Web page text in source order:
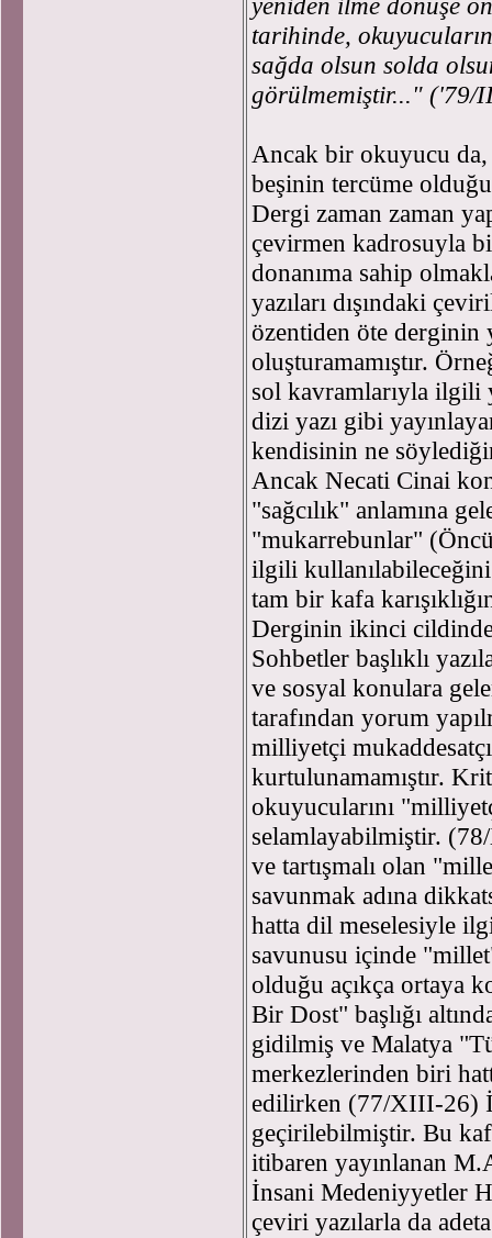
tarihinde,
sağda olsun solda
görülmemiştir..." ('79/
Ancak bir okuyucu da,
beşinin tercüme
Dergi zaman zaman
çevirmen kadrosuyla
donanıma sahip
yazıları dışındaki
özentiden öte derginin
oluşturamamıştır.
sol kavramlarıyla ilgili
dizi yazı gibi
kendisinin ne
Ancak Necati Cinai
"sağcılık" anlamına
"mukarrebunlar"
ilgili
tam bir kafa
Derginin ikinci
Sohbetler başlıklı
ve sosyal konulara
tarafından yorum
milliyetçi
kurtulunamamıştır.
okuyucularını
selamlayabilmiştir.
ve tartışmalı olan
savunmak adına
hatta dil meselesiyle
savunusu içinde
olduğu açıkça ortaya
Bir Dost" başlığı
gidilmiş ve Malatya
merkezlerinden biri
edilirken (77/XIII-26)
geçirilebilmiştir. Bu
itibaren yayınlanan
İnsani Medeniyyetler
çeviri yazılarla da